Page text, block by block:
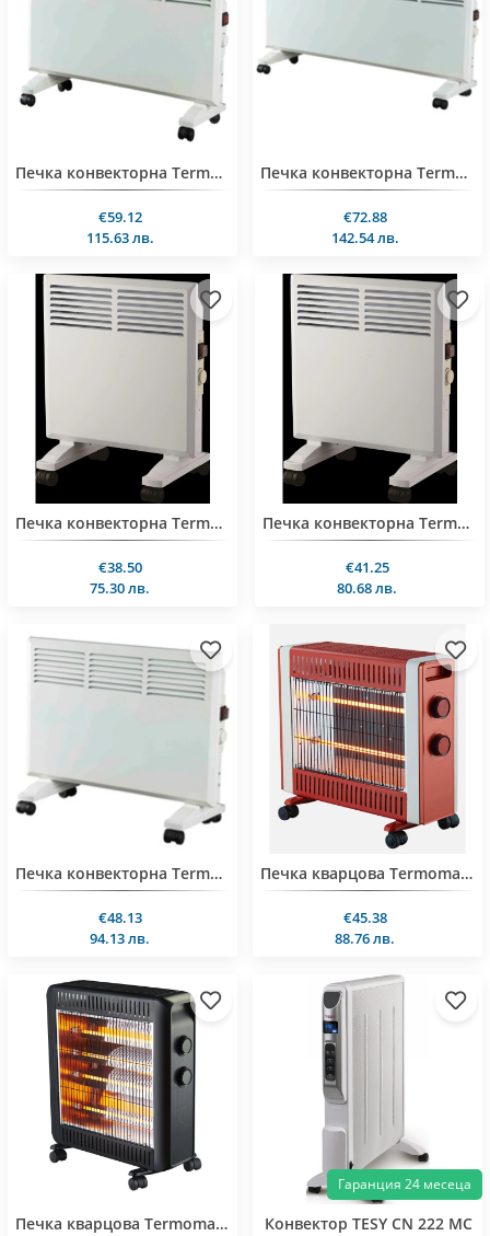
Печка конвекторна Termomax TR200, 2000W, алуминиев нагревател, панелен
€59.12
115.63 лв.
Печка конвекторна Termomax TR250, 2500W, алуминиев нагревател, панелен
€72.88
142.54 лв.
Печка конвекторна Termomax TR050, 500W, алуминиев нагревател, панелен
€38.50
75.30 лв.
Печка конвекторна Termomax TR100, 1000W, алуминиев нагревател, панелен
€41.25
80.68 лв.
Печка конвекторна Termomax TR150, 1500W, алуминиев нагревател, панелен
€48.13
94.13 лв.
Печка кварцова Termomax TR415, 1500W
€45.38
88.76 лв.
Печка кварцова Termomax TR422, 2200W
Гаранция 24 месеца
Конвектор TESY CN 222 MC